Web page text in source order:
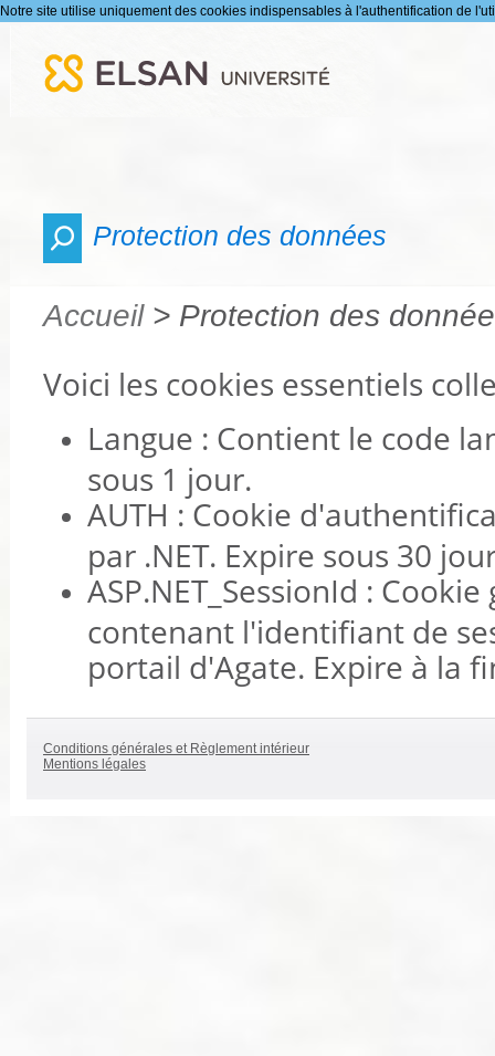
Notre site utilise uniquement des cookies indispensables à l'authentification de
Protection des données
Accueil> Protection des
Voici les cookies essentiels
Langue : Contient le code
sous 1 jour.
AUTH : Cookie
par .NET. Expire sous 30
ASP.NET_SessionId :
contenant l'identifiant de
portail d'Agate. Expire à la
Conditions générales et Règlement intérieur
Mentions légales